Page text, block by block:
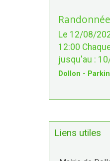
Le 12/08/
12:00
jusqu'au :
Dollon -
Liens utiles